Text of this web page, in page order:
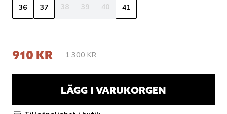
36
37 38 39 40 41
910 KR 1 300 KR
LÄGG I VARUKORGEN